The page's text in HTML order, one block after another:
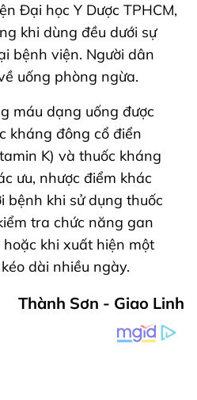
Đại học Y Dược TPHCM,
khi dùng đều dưới sự
bệnh viện. Người dân
uống phòng ngừa.
máu dạng uống được
kháng đông cổ điển
K) và thuốc kháng
ưu, nhược điểm khác
bệnh khi sử dụng thuốc
tra chức năng gan
khi xuất hiện một
dài nhiều ngày.
Thành Sơn - Giao Linh